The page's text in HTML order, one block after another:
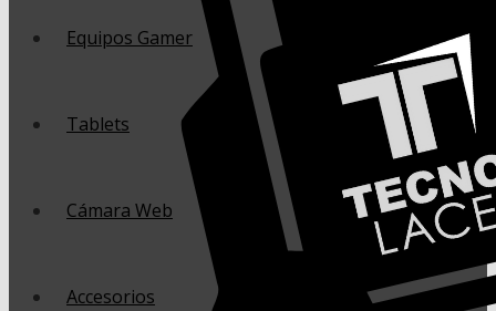
Equipos Gamer
Tablets
Cámara Web
Accesorios